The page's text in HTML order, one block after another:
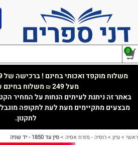
0
משלוח מוקפד ואכותי בחינם ! ברכישה של 199
מעל 249
₪משלוח בחינם
באתר זה ניתנת לעיתים הנחות על המחיר
מבצעים מתקיימים מעת לעת לתקופה
לתקנון.
ראשי >עיון >רוסיה - מזרח אסיה >סין עד 1850 - יד שניה